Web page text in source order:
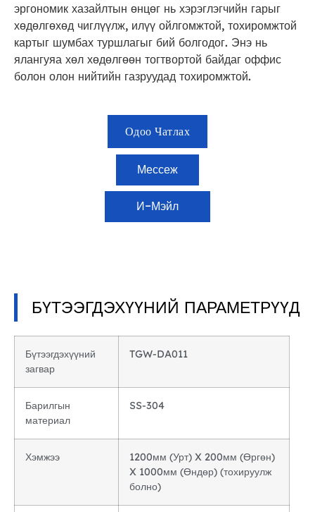
эргономик хазайлтын өнцөг нь хэрэглэгчийн гарыг
хөдөлгөхөд чиглүүлж, илүү ойлгомжтой, тохиромжтой
картыг шумбах туршлагыг бий болгодог. Энэ нь
ялангуяа хөл хөдөлгөөн тогтвортой байдаг оффис
болон олон нийтийн газруудад тохиромжтой.
Одоо Чатлах
Мессеж
И-Мэйл
БҮТЭЭГДЭХҮҮНИЙ ПАРАМЕТРҮҮД
Бүтээгдэхүүний
загвар
TGW-DA011
Барилгын
материал
SS-304
Хэмжээ
1200мм (Урт) X 200мм (Өргөн)
X 1000мм (Өндөр) (тохируулж
болно)